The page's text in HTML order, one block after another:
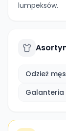
lumpeksów.
Odzież